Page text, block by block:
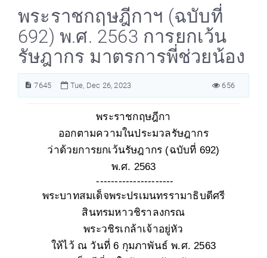
พระราชกฤษฎีกาฯ (ฉบับที่
692) พ.ศ. 2563 การยกเว้น
รัษฎากร มาตรการพี่ช่วยน้อง
7645 Tue, Dec 26, 2023 656
พระราชกฤษฎีกา
ออกตามความในประมวลรัษฎากร
ว่าด้วยการยกเว้นรัษฎากร (ฉบับที่ 692)
พ.ศ. 2563
---------------------
พระบาทสมเด็จพระปรเมนทรรามาธิบดีศรี
สินทรมหาวชิราลงกรณ
พระวชิรเกล้าเจ้าอยู่หัว
ให้ไว้ ณ วันที่ 6 กุมภาพันธ์ พ.ศ. 2563